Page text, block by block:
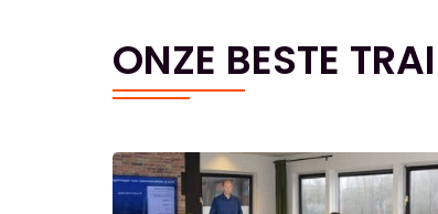
ONZE BESTE